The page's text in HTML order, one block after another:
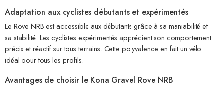
Adaptation aux cyclistes débutants et expérimentés
Le Rove NRB est accessible aux débutants grâce à sa maniabilité et
sa stabilité. Les cyclistes expérimentés apprécient son comportement
précis et réactif sur tous terrains. Cette polyvalence en fait un vélo
idéal pour tous les profils.
Avantages de choisir le Kona Gravel Rove NRB